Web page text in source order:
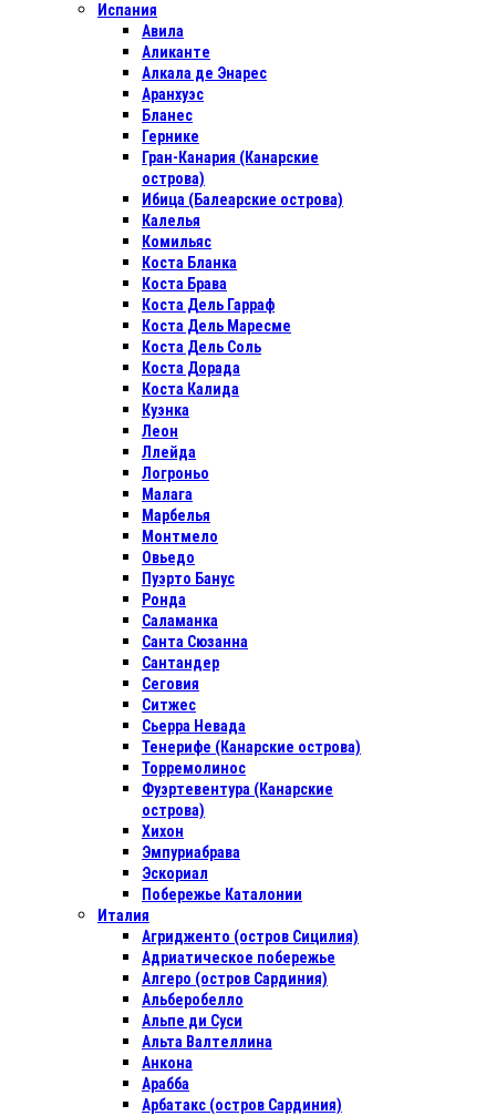
Испания
Авила
Аликанте
Алкала де Энарес
Аранхуэс
Бланес
Гернике
Гран-Канария (Канарские
острова)
Ибица (Балеарские острова)
Калелья
Комильяс
Коста Бланка
Коста Брава
Коста Дель Гарраф
Коста Дель Маресме
Коста Дель Соль
Коста Дорада
Коста Калида
Куэнка
Леон
Ллейда
Логроньо
Малага
Марбелья
Монтмело
Овьедо
Пуэрто Банус
Ронда
Саламанка
Санта Сюзанна
Сантандер
Сеговия
Ситжес
Сьерра Невада
Тенерифе (Канарские острова)
Торремолинос
Фуэртевентура (Канарские
острова)
Хихон
Эмпуриабрава
Эскориал
Побережье Каталонии
Италия
Агридженто (остров Сицилия)
Адриатическое побережье
Алгеро (остров Сардиния)
Альберобелло
Альпе ди Суси
Альта Валтеллина
Анкона
Арабба
Арбатакс (остров Сардиния)